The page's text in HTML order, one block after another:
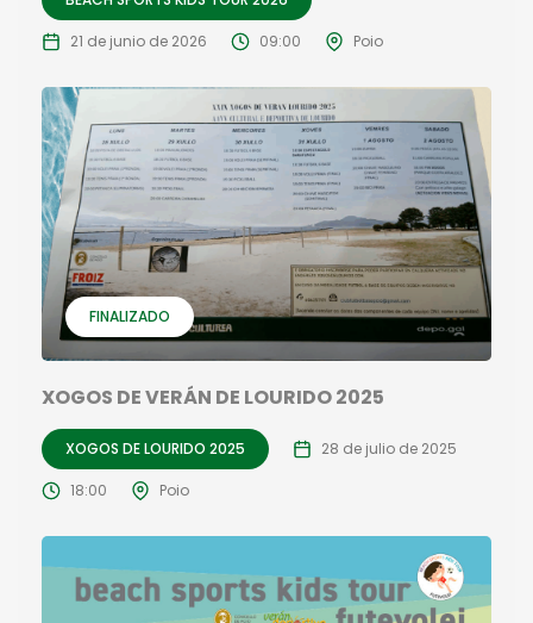
21 de junio de 2026 09:00 Poio
FINALIZADO
XOGOS DE VERÁN DE LOURIDO 2025
XOGOS DE LOURIDO 2025 28 de julio de 2025
18:00 Poio